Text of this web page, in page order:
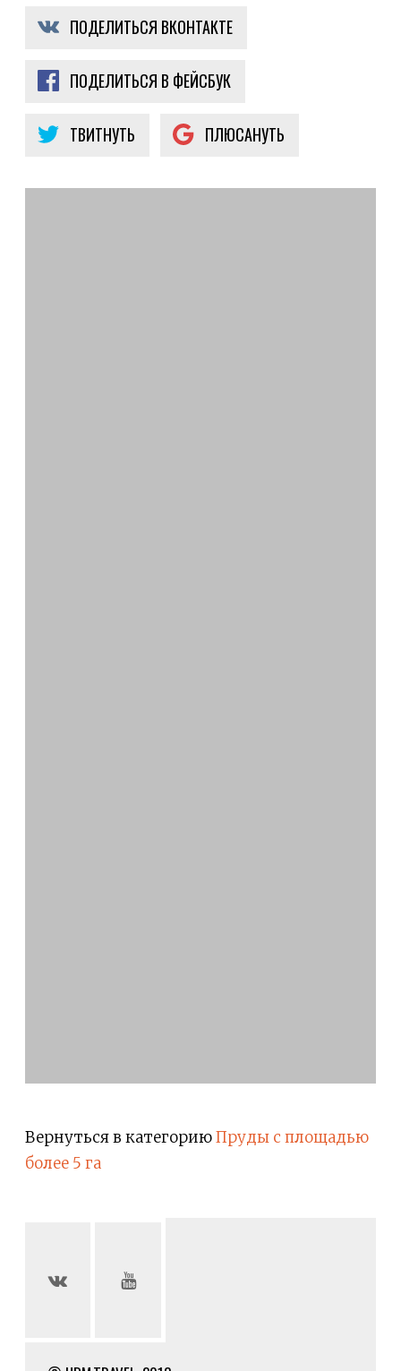
ПОДЕЛИТЬСЯ ВКОНТАКТЕ
ПОДЕЛИТЬСЯ В ФЕЙСБУК
ТВИТНУТЬ ПЛЮСАНУТЬ
Вернуться в категориюПруды с площадью
более 5 га